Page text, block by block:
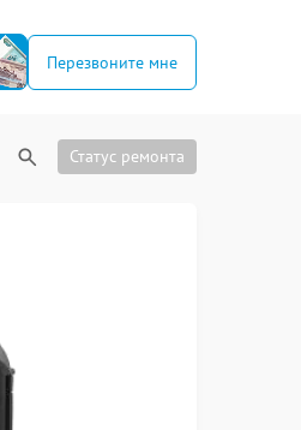
Перезвоните мне
Статус ремонта